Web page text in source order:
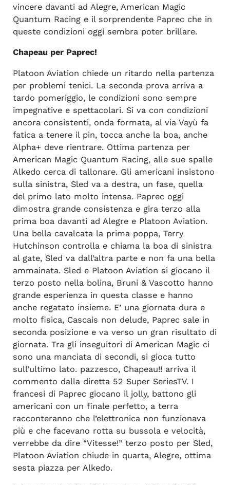
vincere davanti ad Alegre, American Magic
Quantum Racing e il sorprendente Paprec che in
queste condizioni oggi sembra poter brillare.
Chapeau per Paprec!
Platoon Aviation chiede un ritardo nella partenza
per problemi tenici. La seconda prova arriva a
tardo pomeriggio, le condizioni sono sempre
impegnative e spettacolari. Si va con condizioni
ancora consistenti, onda formata, al via Vayù fa
fatica a tenere il pin, tocca anche la boa, anche
Alpha+ deve rientrare. Ottima partenza per
American Magic Quantum Racing, alle sue spalle
Alkedo cerca di tallonare. Gli americani insistono
sulla sinistra, Sled va a destra, un fase, quella
del primo lato molto intensa. Paprec oggi
dimostra grande consistenza e gira terzo alla
prima boa davanti ad Alegre e Platoon Aviation.
Una bella cavalcata la prima poppa, Terry
Hutchinson controlla e chiama la boa di sinistra
al gate, Sled va dall’altra parte e non fa una bella
ammainata. Sled e Platoon Aviation si giocano il
terzo posto nella bolina, Bruni & Vascotto hanno
grande esperienza in questa classe e hanno
anche regatato insieme. E’ una giornata dura e
molto fisica, Cascais non delude, Paprec sale in
seconda posizione e va verso un gran risultato di
giornata. Tra gli inseguitori di American Magic ci
sono una manciata di secondi, si gioca tutto
sull’ultimo lato. pazzesco, Chapeau!! arriva il
commento dalla diretta 52 Super SeriesTV. I
francesi di Paprec giocano il jolly, battono gli
americani con un finale perfetto, a terra
racconteranno che l’elettronica non funzionava
più e che facevano rotta su bussola e velocità,
verrebbe da dire “Vitesse!” terzo posto per Sled,
Platoon Aviation chiude in quarta, Alegre, ottima
sesta piazza per Alkedo.